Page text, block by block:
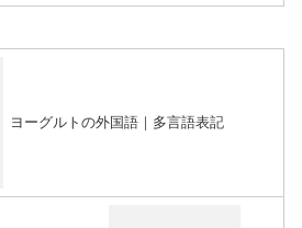
ヨーグルトの外国語｜多言語表記